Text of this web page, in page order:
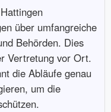
über umfangreiche
Behörden. Dies
Vertretung vor Ort.
die Abläufe genau
um die